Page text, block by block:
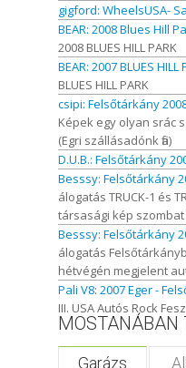
gigford: WheelsUSA-
BEAR: 2008 Blues Hill
2008 BLUES HILL PARK
BEAR: 2007 BLUES HILL
BLUES HILL PARK
csipi: Felsőtárkány
Képek egy olyan srác
(Egri szállásadónk fia)
D.U.B.: Felsőtárkány
Besssy: Felsőtárkány
álogatás TRUCK-1 és
társasági kép
Besssy: Felsőtárkány
álogatás
hétvégén megjelent
Pali V8: 2007 Eger -
III. USA Autós Rock
MOSTANÁBAN
Garázs